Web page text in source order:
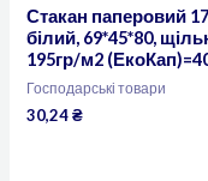
Стакан паперовий
білий, 69*45*80,
195гр/м2
Господарські товари
30,24₴